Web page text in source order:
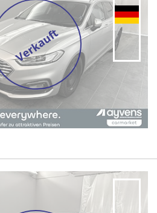
Verkauft